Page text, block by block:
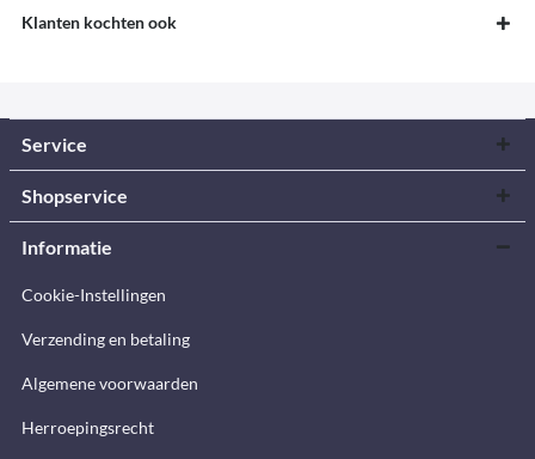
Klanten kochten ook
Service
Shopservice
Informatie
Cookie-Instellingen
Verzending en betaling
Algemene voorwaarden
Herroepingsrecht